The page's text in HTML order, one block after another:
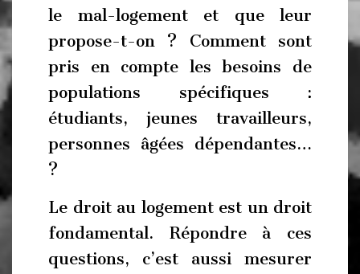
le mal-logement et que leur
propose-t-on ? Comment sont
pris en compte les besoins de
populations spécifiques :
étudiants, jeunes travailleurs,
personnes âgées dépendantes…
?
Le droit au logement est un droit
fondamental. Répondre à ces
questions, c’est aussi mesurer